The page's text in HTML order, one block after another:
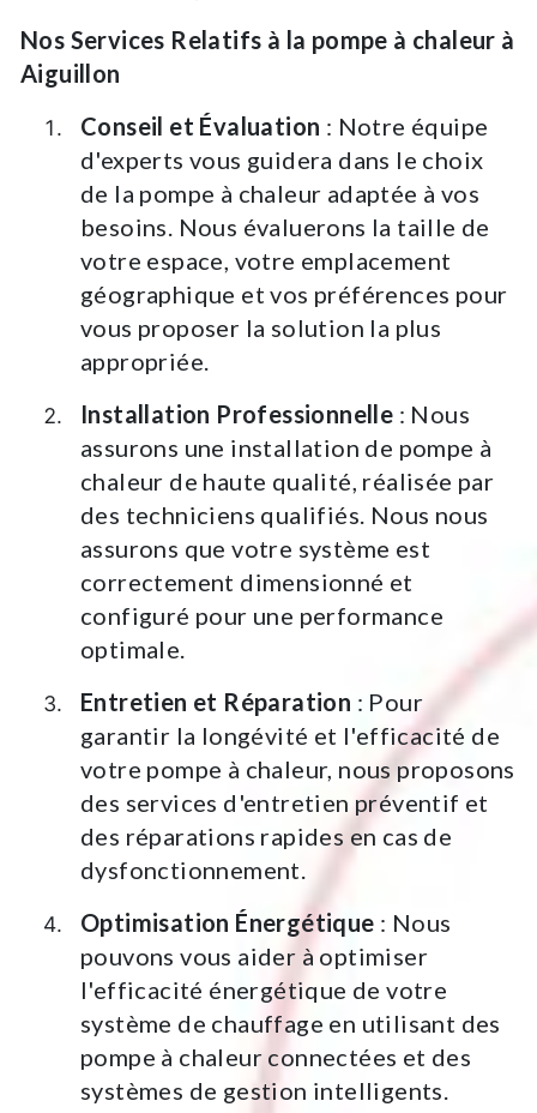
Nos Services Relatifs à la pompe à chaleur à
Aiguillon
Conseil et Évaluation : Notre équipe
d'experts vous guidera dans le choix
de la pompe à chaleur adaptée à vos
besoins. Nous évaluerons la taille de
votre espace, votre emplacement
géographique et vos préférences pour
vous proposer la solution la plus
appropriée.
Installation Professionnelle : Nous
assurons une installation de pompe à
chaleur de haute qualité, réalisée par
des techniciens qualifiés. Nous nous
assurons que votre système est
correctement dimensionné et
configuré pour une performance
optimale.
Entretien et Réparation : Pour
garantir la longévité et l'efficacité de
votre pompe à chaleur, nous proposons
des services d'entretien préventif et
des réparations rapides en cas de
dysfonctionnement.
Optimisation Énergétique : Nous
pouvons vous aider à optimiser
l'efficacité énergétique de votre
système de chauffage en utilisant des
pompe à chaleur connectées et des
systèmes de gestion intelligents.